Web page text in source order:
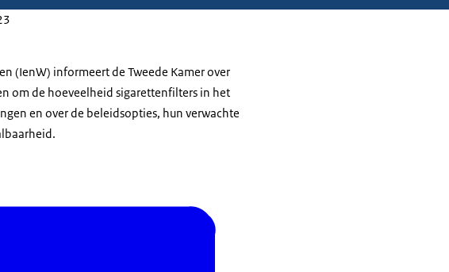
(IenW) informeert de Tweede Kamer over
om de hoeveelheid sigarettenfilters in het
en over de beleidsopties, hun verwachte